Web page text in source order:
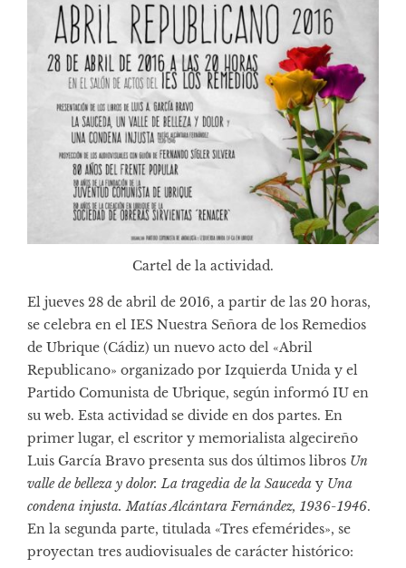
Cartel de la actividad.
El jueves 28 de abril de 2016, a partir de las 20 horas,
se celebra en el IES Nuestra Señora de los Remedios
de Ubrique (Cádiz) un nuevo acto del «Abril
Republicano» organizado por Izquierda Unida y el
Partido Comunista de Ubrique, según informó IU en
su web. Esta actividad se divide en dos partes. En
primer lugar, el escritor y memorialista algecireño
Luis García Bravo presenta sus dos últimos libros Un
valle de belleza y dolor. La tragedia de la Sauceda y Una
condena injusta. Matías Alcántara Fernández, 1936-1946.
En la segunda parte, titulada «Tres efemérides», se
proyectan tres audiovisuales de carácter histórico: